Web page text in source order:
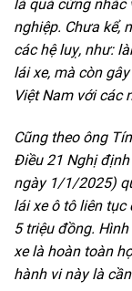
là quá cứng nhắc
nghiệp. Chưa kể,
các hệ luỵ, như:
lái xe, mà còn
Việt Nam với các
Cũng theo ông
Điều 21 Nghị
ngày 1/1/2025)
lái xe ô tô liên tục
5 triệu đồng.
xe là hoàn toàn
hành vi này là